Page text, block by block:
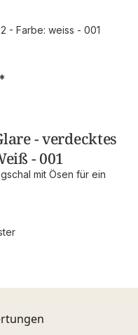
- Farbe: weiss - 001
Preis:
*
- verdecktes
- 001
mit Ösen für ein